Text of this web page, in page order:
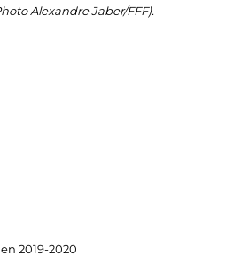
Alexandre Jaber/FFF).
2019-2020